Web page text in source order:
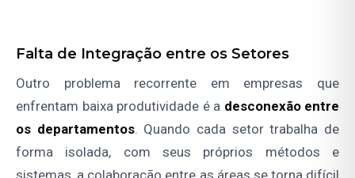
Falta de Integração entre os Setores
Outro problema recorrente em empresas que
enfrentam baixa produtividade é a desconexão entre
os departamentos. Quando cada setor trabalha de
forma isolada, com seus próprios métodos e
sistemas, a colaboração entre as áreas se torna difícil